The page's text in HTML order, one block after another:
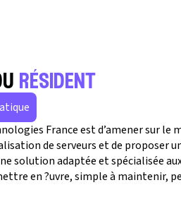
résident
France est d’amener sur le
de serveurs et de proposer
solution adaptée et spécialisée
en ?uvre, simple à maintenir,